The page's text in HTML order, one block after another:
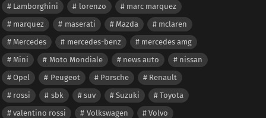
Lamborghini
lorenzo
marc marquez
marquez
maserati Mazda
mclaren
Mercedes
mercedes-benz
mercedes amg
Mini
Moto Mondiale news auto
nissan
Opel
Peugeot Porsche
Renault
rossi
sbk suv Suzuki
Toyota
valentino rossi
Volkswagen
Volvo